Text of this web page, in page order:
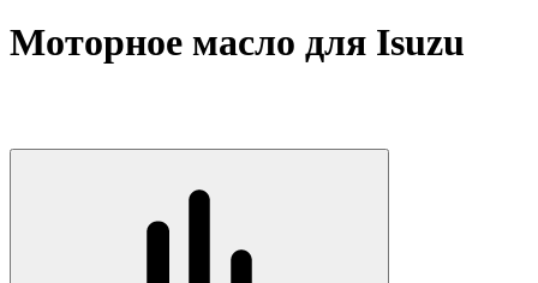
Моторное масло для Isuzu